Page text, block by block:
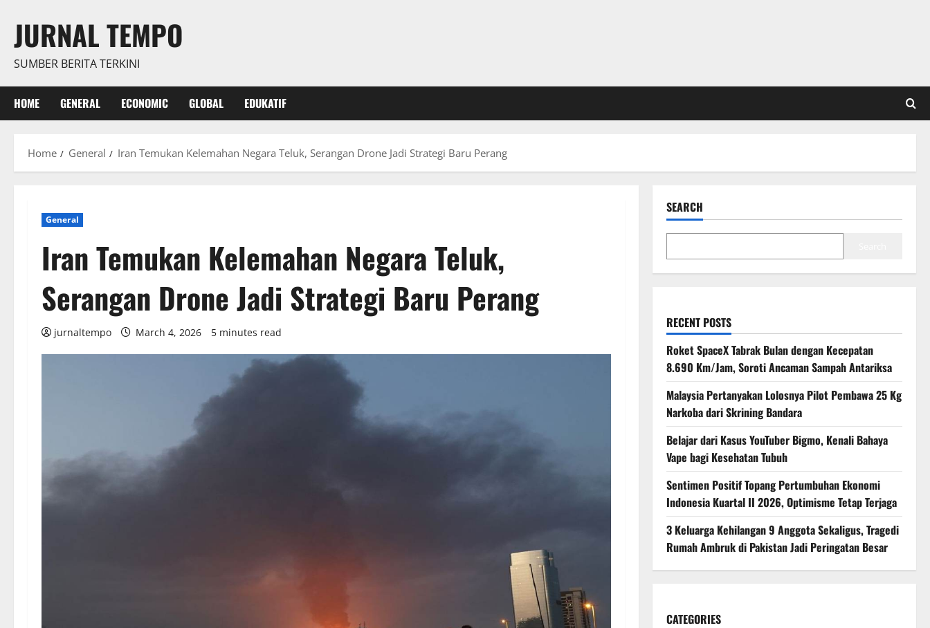
content
JURNAL TEMPO
SUMBER BERITA TERKINI
HOME GENERAL ECONOMIC GLOBAL EDUKATIF
Home General Iran Temukan Kelemahan Negara Teluk, Serangan Drone Jadi Strategi Baru Perang
General
Iran Temukan Kelemahan Negara Teluk,
Serangan Drone Jadi Strategi Baru Perang
jurnaltempo March 4, 2026 5 minutes read
SEARCH
RECENT POSTS
Roket SpaceX Tabrak Bulan dengan Kecepatan
8.690 Km/Jam, Soroti Ancaman Sampah Antariksa
Malaysia Pertanyakan Lolosnya Pilot Pembawa 25 Kg
Narkoba dari Skrining Bandara
Belajar dari Kasus YouTuber Bigmo, Kenali Bahaya
Vape bagi Kesehatan Tubuh
Sentimen Positif Topang Pertumbuhan Ekonomi
Indonesia Kuartal II 2026, Optimisme Tetap Terjaga
3 Keluarga Kehilangan 9 Anggota Sekaligus, Tragedi
Rumah Ambruk di Pakistan Jadi Peringatan Besar
CATEGORIES